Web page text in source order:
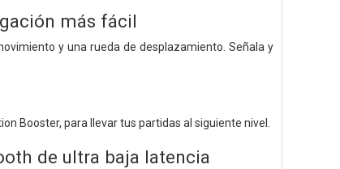
más fácil
y una rueda de desplazamiento. Señala y
Booster, para llevar tus partidas al siguiente nivel.
de ultra baja latencia